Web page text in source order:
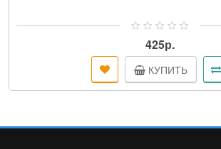
425р.
КУПИТЬ